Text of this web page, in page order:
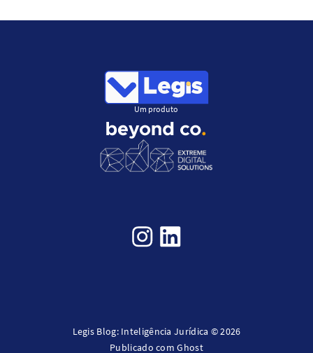
Um produto
Legis Blog: Inteligência Jurídica © 2026
Publicado comGhost